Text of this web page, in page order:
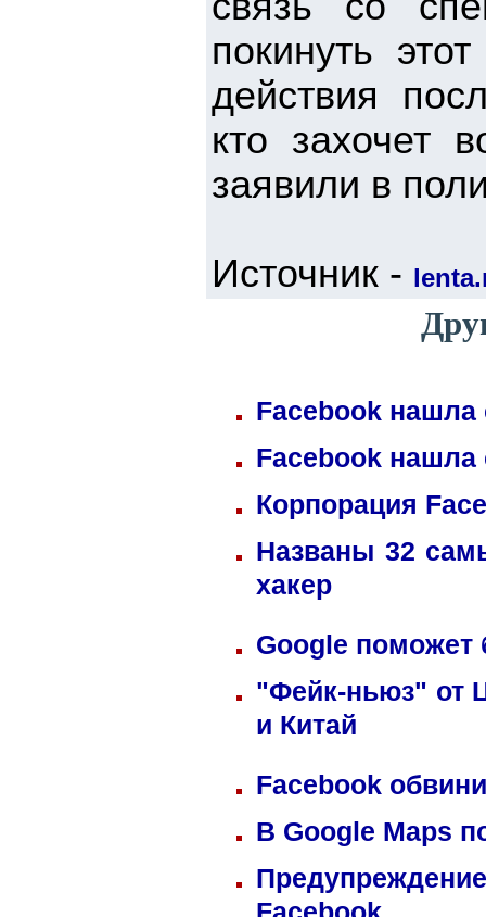
покинуть
действия
кто захочет
заявили в
Источник -
Facebook нашла
Facebook нашла
Корпорация
Названы 32
хакер
Google поможет
"Фейк-ньюз" от
и Китай
Facebook
В Google Maps